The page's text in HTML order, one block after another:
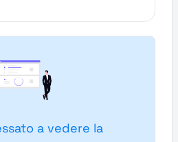
a vedere la